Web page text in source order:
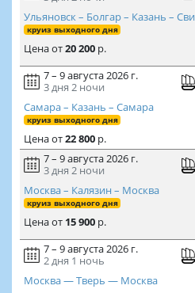
Ульяновск – Болгар – Казань –
круиз выходного дня
Ценаот20 200р.
7 – 9 августа 2026 г.
3 дня 2 ночи
Самара – Казань – Самара
круиз выходного дня
Ценаот22 800р.
7 – 9 августа 2026 г.
3 дня 2 ночи
Москва – Калязин – Москва
круиз выходного дня
Ценаот 15 900р.
7 – 9 августа 2026 г.
2 дня 1 ночь
Москва — Тверь — Москва